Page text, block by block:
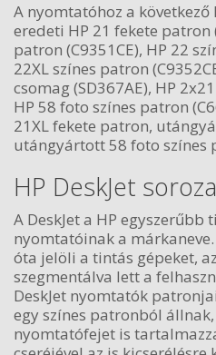
A nyomtatóhoz a
eredeti HP 21 fekete patron
patron (C9351CE), HP 22
22XL színes patron
csomag (SD367AE), HP
HP 58 foto színes patron
21XL fekete patron,
utángyártott 58 foto színes
HP DeskJet
A DeskJet a HP egyszerűbb
nyomtatóinak a márkaneve.
óta jelöli a tintás gépeket,
szegmentálva lett a
DeskJet nyomtatók
egy színes patronból
nyomtatófejet is